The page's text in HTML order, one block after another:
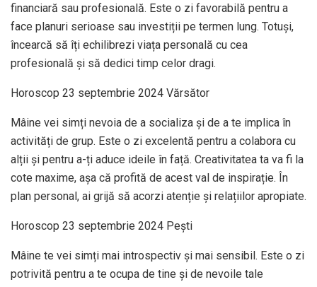
financiară sau profesională. Este o zi favorabilă pentru a
face planuri serioase sau investiții pe termen lung. Totuși,
încearcă să îți echilibrezi viața personală cu cea
profesională și să dedici timp celor dragi.
Horoscop 23 septembrie 2024 Vărsător
Mâine vei simți nevoia de a socializa și de a te implica în
activități de grup. Este o zi excelentă pentru a colabora cu
alții și pentru a-ți aduce ideile în față. Creativitatea ta va fi la
cote maxime, așa că profită de acest val de inspirație. În
plan personal, ai grijă să acorzi atenție și relațiilor apropiate.
Horoscop 23 septembrie 2024 Peşti
Mâine te vei simți mai introspectiv și mai sensibil. Este o zi
potrivită pentru a te ocupa de tine și de nevoile tale